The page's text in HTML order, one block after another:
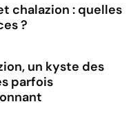
chalazion : quelles
?
un kyste des
parfois